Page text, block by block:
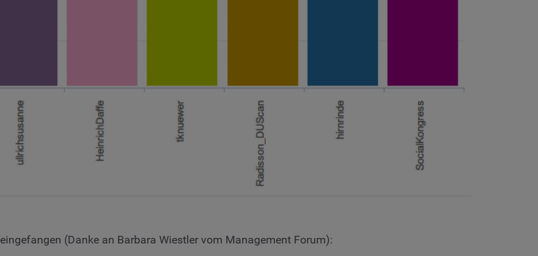
(Danke an Barbara Wiestler vom Management Forum):